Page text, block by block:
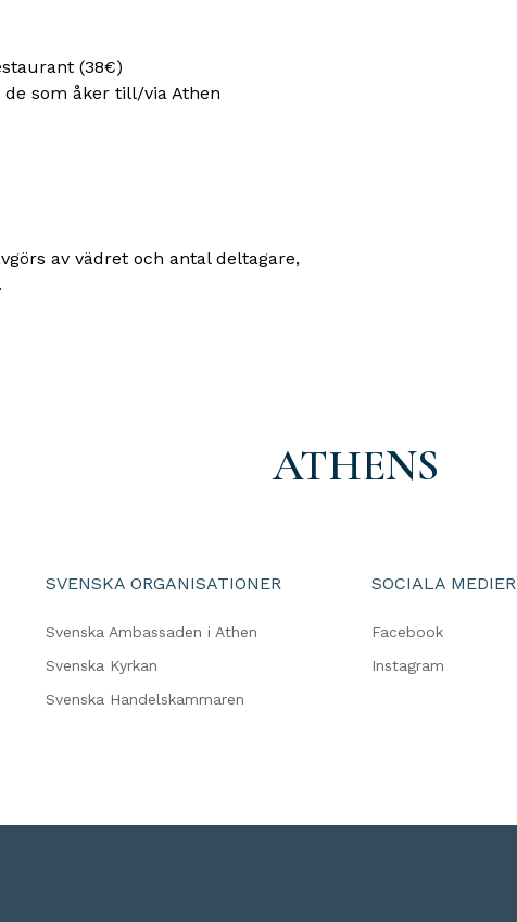
(38€)
som åker till/via Athen
av vädret och antal deltagare,
ATHENS
SVENSKA ORGANISATIONER
Svenska Ambassaden i Athen
Svenska Kyrkan
Svenska Handelskammaren
SOCIALA MEDIER
Facebook
Instagram